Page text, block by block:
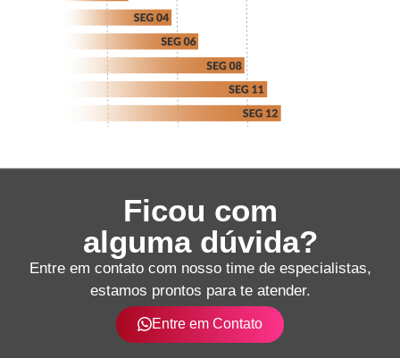
Ficou com
alguma dúvida?
Entre em contato com nosso time de especialistas,
estamos prontos para te atender.
Entre em Contato